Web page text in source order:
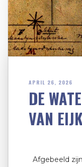
APRIL 26, 2026
DE
VAN
Afgebeeld